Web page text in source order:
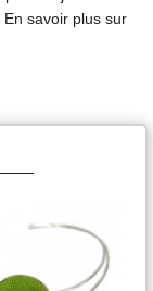
savoir plus sur